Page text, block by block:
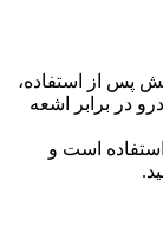
پس از استفاده،
در برابر اشعه
است و